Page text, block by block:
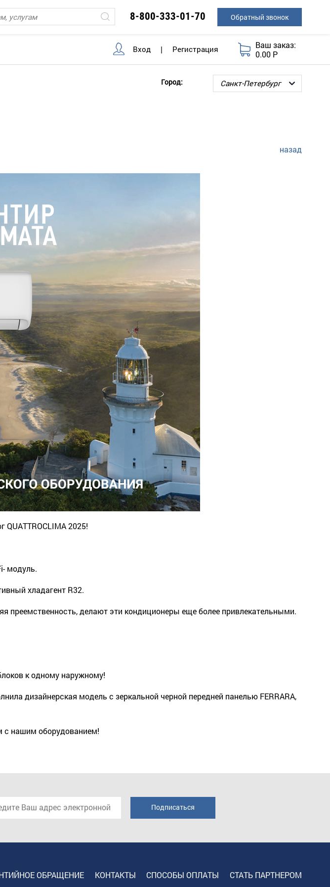
8-800-333-01-70 Обратный звонок
Вход | Регистрация
Ваш заказ:
0.00 Р
Город:
назад
2025!
модуль.
хладагент R32.
преемственность, делают эти кондиционеры еще более привлекательными.
к одному наружному!
дизайнерская модель с зеркальной черной передней панелью FERRARA,
с нашим оборудованием!
ОБРАЩЕНИЕ КОНТАКТЫ СПОСОБЫ ОПЛАТЫ СТАТЬ ПАРТНЕРОМ